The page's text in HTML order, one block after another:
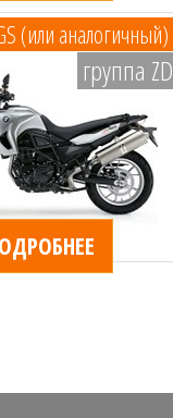
(или аналогичный)
группа ZD